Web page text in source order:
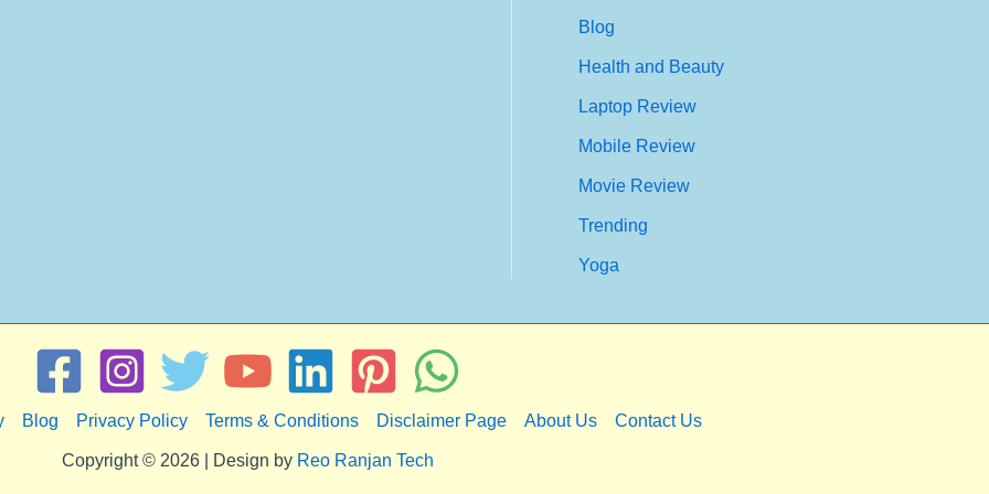
Blog
Health and Beauty
Laptop Review
Mobile Review
Movie Review
Trending
Yoga
Blog Privacy Policy Terms & Conditions Disclaimer Page About Us Contact Us
Copyright © 2026 | Design by Reo Ranjan Tech